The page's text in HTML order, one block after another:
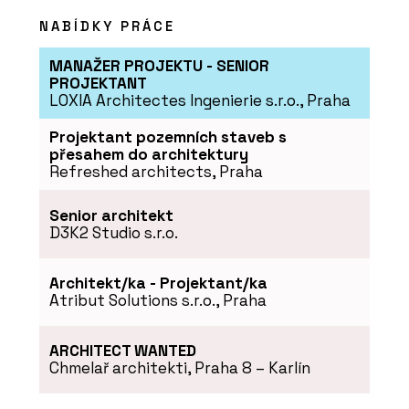
ČLÁNKY
Tvárnice Silka namísto železobetonu
na druhém bytovém domě Rezidence
Triangl v Brně
PRODUKTY
Vápenopískové tvárnice Silka - Xella
NABÍDKY PRÁCE
MANAŽER PROJEKTU - SENIOR
PROJEKTANT
LOXIA Architectes Ingenierie s.r.o., Praha
Projektant pozemních staveb s
přesahem do architektury
Refreshed architects, Praha
Senior architekt
D3K2 Studio s.r.o.
Architekt/ka - Projektant/ka
Atribut Solutions s.r.o., Praha
ARCHITECT WANTED
Chmelař architekti, Praha 8 – Karlín